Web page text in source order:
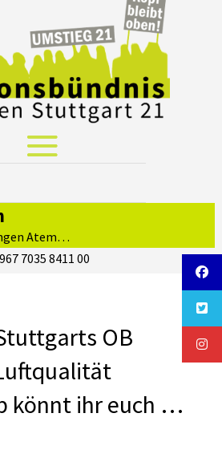
Atem…
7035 8411 00
OB
könnt ihr euch …